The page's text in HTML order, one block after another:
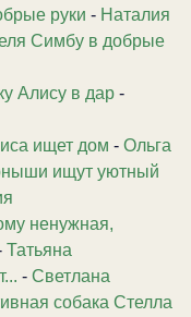
руки - Наталия
Симбу в добрые
Алису в дар -
ищет дом - Ольга
ищут уютный
ненужная,
Татьяна
- Светлана
собака Стелла